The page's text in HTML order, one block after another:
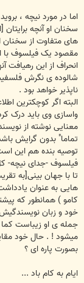
اما در مورد نیچه ،
سخنان او آنچه
های متفاوت از
مقصود یک فیلسوف با
انحراف از این رهیافت
شالوده ی نگرش
ناپذیر خواهد بود .
البته اگر کوچکترین
واسازی وی باید درک
معنایی نوشته از
تماما" بدون گرایش
توصیه بنده هم این
فیلسوف -جدای نیچه- کل
تا با جهان بینی[به
هایی به عنوان
کامو ) همانطور که
خود و زبان
جمله ی او زیباست کما
میشود ! . حال خود
بصورت پاره ای ؟
ایام به کام باد ...